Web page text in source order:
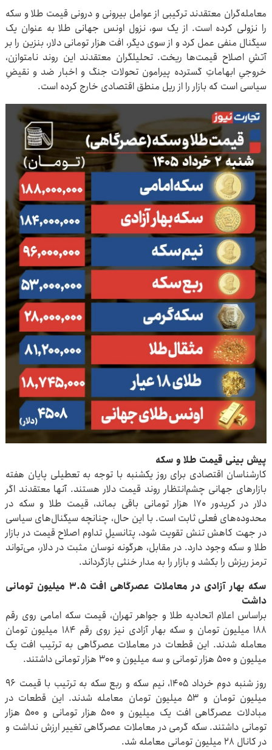
معامله‌گران معتقدند ترکیبی از عوامل بیرونی و درونی قیمت طلا و سکه
را نزولی کرده است. از یک سو، نزول اونس جهانی طلا به عنوان یک
سیگنال منفی عمل کرد و از سوی دیگر، افت هزار تومانی دلار، بنزین را بر
آتشِ اصلاح قیمت‌ها ریخت. تحلیلگران معتقدند این روند نامتوازن،
خروجیِ ابهاماتِ گسترده پیرامون تحولات جنگ و اخبار ضد و نقیضِ
سیاسی است که بازار را از ریل منطق اقتصادی خارج کرده است.
پیش ‌بینی قیمت طلا و سکه
کارشناسان اقتصادی برای روز یکشنبه با توجه به تعطیلی پایان هفته
بازارهای جهانی چشم‌انتظار روند قیمت دلار هستند. آنها معتقدند اگر
دلار در کریدور ۱۷۰ هزار تومانی باقی بماند، قیمت طلا و سکه در
محدوده‌های فعلی ثابت است. با این حال، چنانچه سیگنال‌های سیاسی
در جهت کاهش تنش تقویت شود، پتانسیلِ تداوم اصلاح قیمت در بازار
طلا و سکه وجود دارد. در مقابل، هرگونه نوسان مثبت در دلار، می‌تواند
ترمز ریزش را بکشد و بازار را به مدار خنثی بازگرداند.
سکه بهار آزادی در معاملات عصرگاهی افت ۳.۵ میلیون تومانی
داشت
براساس اعلام اتحادیه طلا و جواهر تهران، قیمت سکه امامی روی رقم
۱۸۸ میلیون تومان و سکه بهار آزادی نیز روی رقم ۱۸۴ میلیون تومان
معامله شدند. این قطعات در معاملات عصرگاهی به ترتیب افت یک
میلیون و ۵۰۰ هزار تومانی و سه میلیون و ۳۰۰ هزار تومانی داشتند.
روز شنبه دوم خرداد ۱۴۰۵، نیم سکه و ربع سکه به ترتیب با قیمت ۹۶
میلیون تومان و ۵۳ میلیون تومان معامله شدند. این قطعات در
مبادلات عصرگاهی افت یک میلیون و ۵۰۰ هزار تومانی و ۵۰۰ هزار
تومانی داشتند. سکه گرمی در معاملات عصرگاهی تغییر ارزش نداشت و
در کانال ۲۸ میلیون تومانی معامله شد.